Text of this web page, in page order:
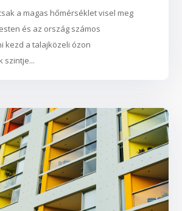
a magas hőmérséklet visel meg
és az ország számos
kezd a talajközeli ózon
szintje...